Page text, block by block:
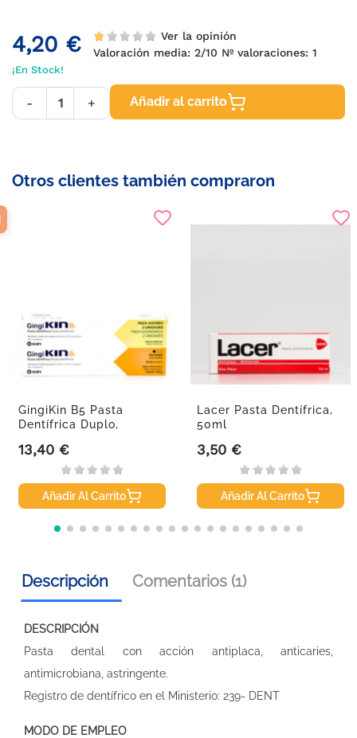
4,20 €
Ver la opinión
Valoración media: 2/10 Nº valoraciones: 1
¡En Stock!
- + Añadir al carrito
Otros clientes también compraron
GingiKin B5 Pasta
Dentífrica Duplo,
Precio
13,40 €
Añadir Al Carrito
Lacer Pasta Dentífrica,
50ml
Precio
3,50 €
Añadir Al Carrito
Descripción Comentarios (1)
DESCRIPCIÓN
Pasta dental con acción antiplaca, anticaries,
antimicrobiana, astringente.
Registro de dentífrico en el Ministerio: 239- DENT
MODO DE EMPLEO